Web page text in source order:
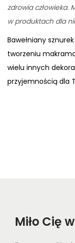
zdrowia człowieka.
w produktach dla
Bawełniany
tworzeniu
wielu innych
przyjemnością dla
Miło Cię